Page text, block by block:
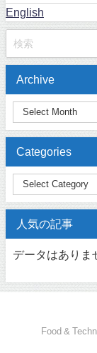
English
Archive
Categories
人気の記事
データはありま
Food &